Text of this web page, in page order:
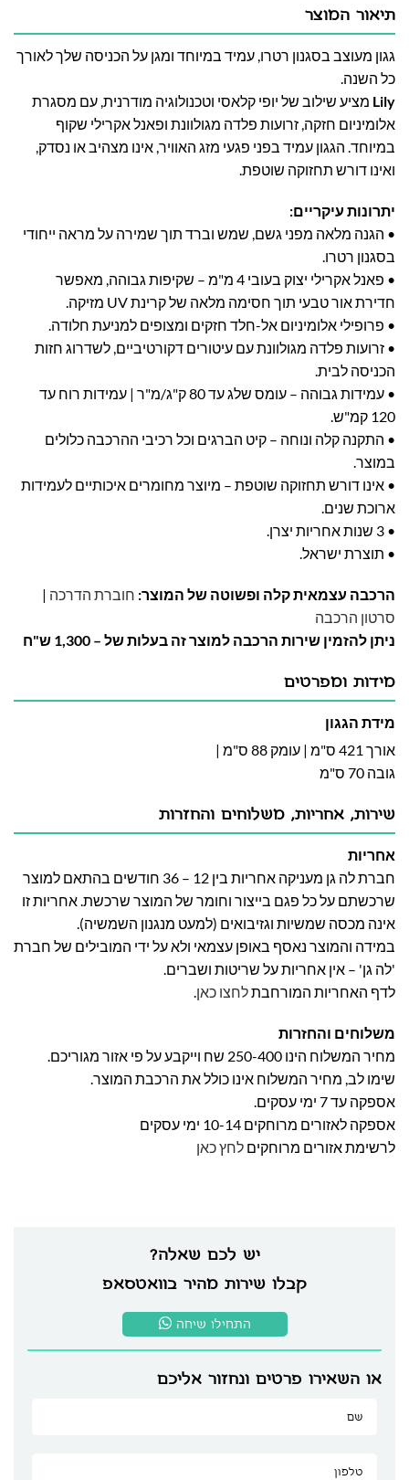
תיאור המוצר
גגון מעוצב בסגנון רטרו, עמיד במיוחד ומגן על הכניסה שלך לאורך
כל השנה.
Lily מציע שילוב של יופי קלאסי וטכנולוגיה מודרנית, עם מסגרת
אלומיניום חזקה, זרועות פלדה מגולוונת ופאנל אקרילי שקוף
במיוחד. הגגון עמיד בפני פגעי מזג האוויר, אינו מצהיב או נסדק,
ואינו דורש תחזוקה שוטפת.
יתרונות עיקריים:
• הגנה מלאה מפני גשם, שמש וברד תוך שמירה על מראה ייחודי
בסגנון רטרו.
• פאנל אקרילי יצוק בעובי 4 מ"מ – שקיפות גבוהה, מאפשר
חדירת אור טבעי תוך חסימה מלאה של קרינת UV מזיקה.
• פרופילי אלומיניום אל-חלד חזקים ומצופים למניעת חלודה.
• זרועות פלדה מגולוונת עם עיטורים דקורטיביים, לשדרוג חזות
הכניסה לבית.
• עמידות גבוהה – עומס שלג עד 80 ק"ג/מ"ר | עמידות רוח עד
120 קמ"ש.
• התקנה קלה ונוחה – קיט הברגים וכל רכיבי ההרכבה כלולים
במוצר.
• אינו דורש תחזוקה שוטפת – מיוצר מחומרים איכותיים לעמידות
ארוכת שנים.
• 3 שנות אחריות יצרן.
• תוצרת ישראל.
הרכבה עצמאית קלה ופשוטה של המוצר: חוברת הדרכה |
סרטון הרכבה
ניתן להזמין שירות הרכבה למוצר זה בעלות של – 1,300 ש"ח
מידות ומפרטים
מידת הגגון
אורך 421 ס"מ | עומק 88 ס"מ |
גובה 70 ס"מ
יש לכם שאלה?
קבלו שירות מהיר בוואטסאפ
התחילו שיחה
או השאירו פרטים ונחזור אליכם
שירות, אחריות, משלוחים והחזרות
אחריות
חברת לה גן מעניקה אחריות בין 12 – 36 חודשים בהתאם למוצר
שרכשתם על כל פגם בייצור וחומר של המוצר שרכשת. אחריות זו
אינה מכסה שמשיות וגזיבואים (למעט מנגנון השמשיה).
במידה והמוצר נאסף באופן עצמאי ולא על ידי המובילים של חברת
'לה גן' – אין אחריות על שריטות ושברים.
לדף האחריות המורחבתלחצו כאן.
משלוחים והחזרות
מחיר המשלוח הינו 250-400 שח וייקבע על פי אזור מגוריכם.
שימו לב, מחיר המשלוח אינו כולל את הרכבת המוצר.
אספקה עד 7 ימי עסקים.
אספקה לאזורים מרוחקים 10-14 ימי עסקים
לרשימת אזורים מרוחקים לחץ כאן